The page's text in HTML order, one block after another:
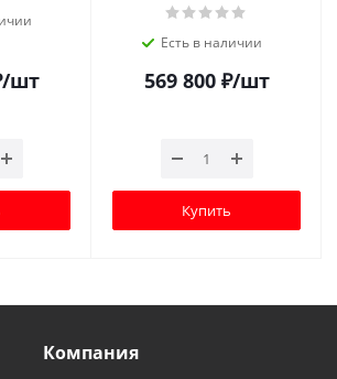
/шт
Есть в наличии
569 800₽/шт
Купить
Компания